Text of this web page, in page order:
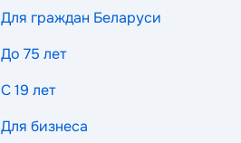
Для граждан Беларуси
До 75 лет
С 19 лет
Для бизнеса